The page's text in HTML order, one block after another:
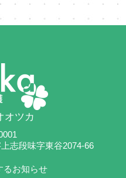
オツカ
志段味字東谷2074-66
るお知らせ